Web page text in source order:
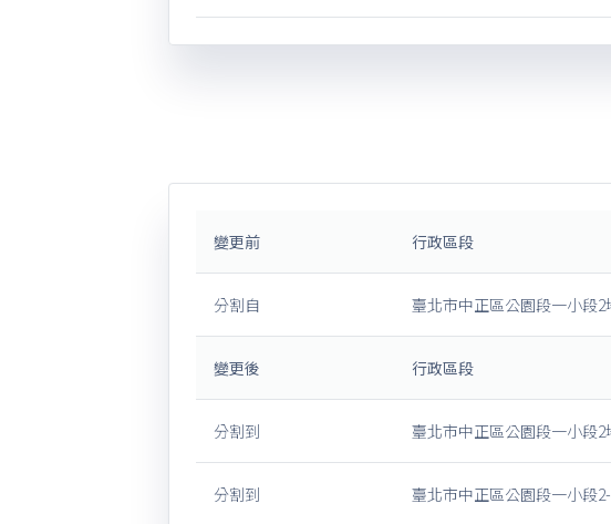
變更前 行政區段
分割自 臺北市中正區公園段一小段2
變更後 行政區段
分割到 臺北市中正區公園段一小段2
分割到 臺北市中正區公園段一小段